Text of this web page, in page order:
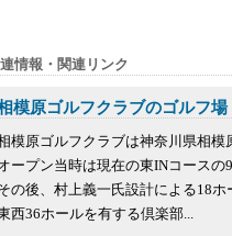
情報・関連リンク
模原ゴルフクラブのゴルフ
模原ゴルフクラブは神奈川県相模
ープン当時は現在の東INコースの
の後、村上義一氏設計による18ホ
西36ホールを有する倶楽部...